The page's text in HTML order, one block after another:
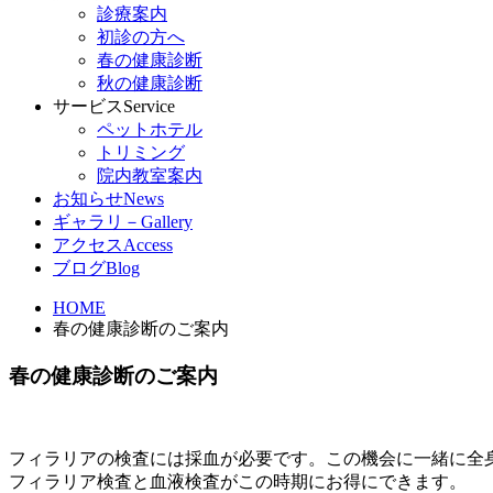
診療案内
初診の方へ
春の健康診断
秋の健康診断
サービスService
ペットホテル
トリミング
院内教室案内
お知らせNews
ギャラリ－ Gallery
アクセスAccess
ブログBlog
HOME
春の健康診断のご案内
春の健康診断のご案内
フィラリアの検査には採血が必要です。この機会に一緒に全
フィラリア検査と血液検査がこの時期にお得にできます。